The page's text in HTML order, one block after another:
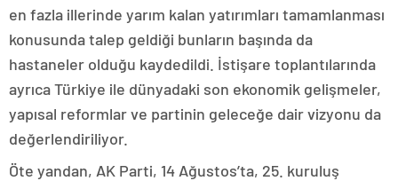
en fazla illerinde yarım kalan yatırımları tamamlanması
konusunda talep geldiği bunların başında da
hastaneler olduğu kaydedildi. İstişare toplantılarında
ayrıca Türkiye ile dünyadaki son ekonomik gelişmeler,
yapısal reformlar ve partinin geleceğe dair vizyonu da
değerlendiriliyor.
Öte yandan, AK Parti, 14 Ağustos’ta, 25. kuruluş